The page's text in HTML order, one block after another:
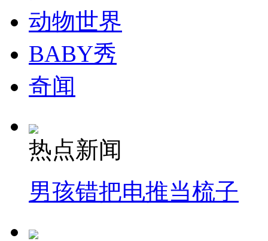
动物世界
BABY秀
奇闻
热点新闻
男孩错把电推当梳子